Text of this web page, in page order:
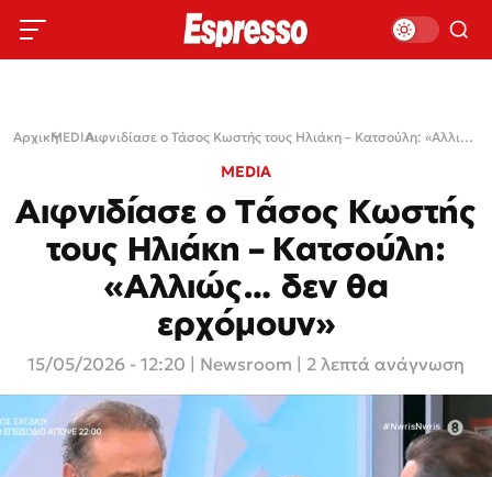
Αρχική›
MEDIA› Αιφνιδίασε ο Τάσος Κωστής τους Ηλιάκη – Κατσούλη: «Αλλιώς… δεν θα ερχόμουν»
MEDIA
Αιφνιδίασε ο Τάσος Κωστής
τους Ηλιάκη – Κατσούλη:
«Αλλιώς… δεν θα
ερχόμουν»
15/05/2026 - 12:20 Newsroom | 2 λεπτά ανάγνωση